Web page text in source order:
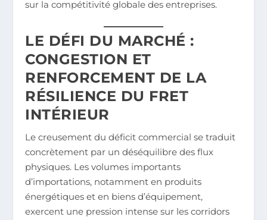
sur la compétitivité globale des entreprises.
LE DÉFI DU MARCHÉ :
CONGESTION ET
RENFORCEMENT DE LA
RÉSILIENCE DU FRET
INTÉRIEUR
Le creusement du déficit commercial se traduit
concrètement par un déséquilibre des flux
physiques. Les volumes importants
d’importations, notamment en produits
énergétiques et en biens d’équipement,
exercent une pression intense sur les corridors